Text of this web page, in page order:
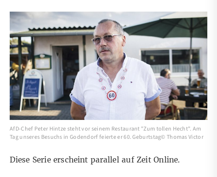
AfD-Chef Peter Hintze steht vor seinem Restaurant "Zum tollen Hecht". Am
Tag unseres Besuchs in Godendorf feierte er 60. Geburtstag© Thomas Victor
Diese Serie erscheint parallelauf Zeit Online.